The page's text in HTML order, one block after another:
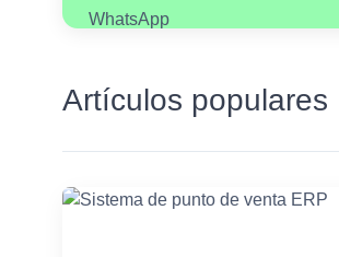
Artículos populares